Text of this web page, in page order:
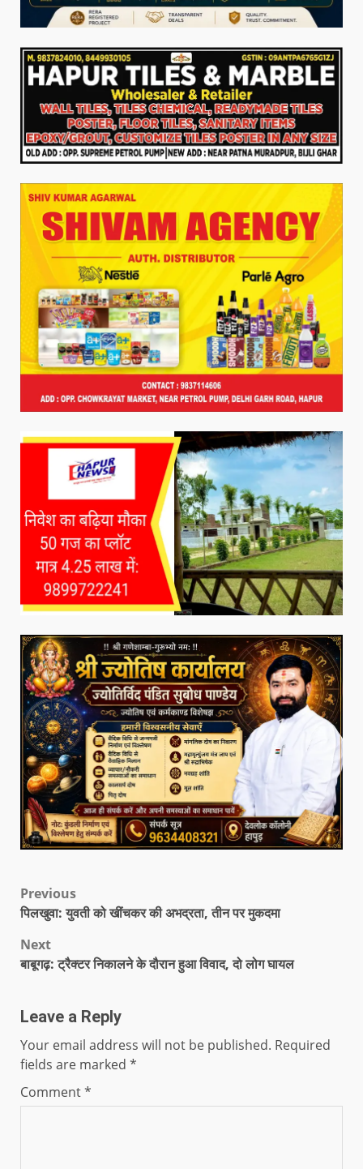
Previous
पिलखुवा: युवती को खींचकर की अभद्रता, तीन पर मुकदमा
Next
बाबूगढ़: ट्रैक्टर निकालने के दौरान हुआ विवाद, दो लोग घायल
Leave a Reply
Your email address will not be published. Required
fields are marked *
Comment*